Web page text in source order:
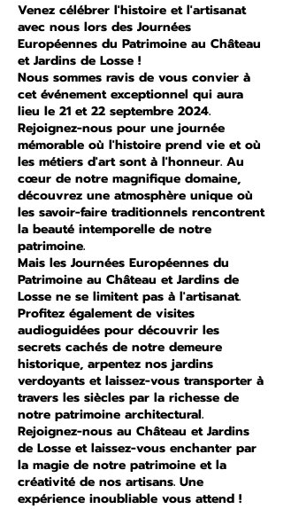
Venez célébrer l'histoire et l'artisanat
avec nous lors des Journées
Européennes du Patrimoine au Château
et Jardins de Losse !
Nous sommes ravis de vous convier à
cet événement exceptionnel qui aura
lieu le 21 et 22 septembre 2024.
Rejoignez-nous pour une journée
mémorable où l'histoire prend vie et où
les métiers d'art sont à l'honneur. Au
cœur de notre magnifique domaine,
découvrez une atmosphère unique où
les savoir-faire traditionnels rencontrent
la beauté intemporelle de notre
patrimoine.
Mais les Journées Européennes du
Patrimoine au Château et Jardins de
Losse ne se limitent pas à l'artisanat.
Profitez également de visites
audioguidées pour découvrir les
secrets cachés de notre demeure
historique, arpentez nos jardins
verdoyants et laissez-vous transporter à
travers les siècles par la richesse de
notre patrimoine architectural.
Rejoignez-nous au Château et Jardins
de Losse et laissez-vous enchanter par
la magie de notre patrimoine et la
créativité de nos artisans. Une
expérience inoubliable vous attend !